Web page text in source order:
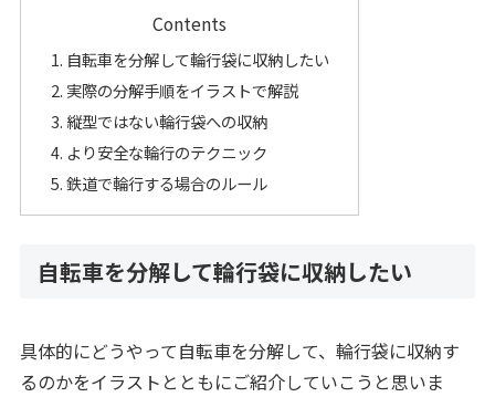
Contents
自転車を分解して輪行袋に収納したい
実際の分解手順をイラストで解説
縦型ではない輪行袋への収納
より安全な輪行のテクニック
鉄道で輪行する場合のルール
自転車を分解して輪行袋に収納したい
具体的にどうやって自転車を分解して、輪行袋に収納す
るのかをイラストとともにご紹介していこうと思いま